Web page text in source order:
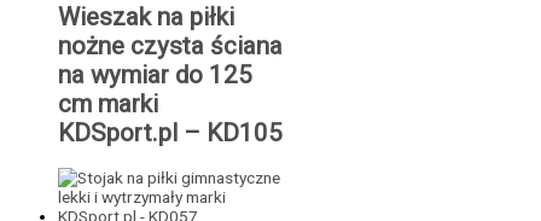
Wieszak na piłki
nożne czysta ściana
na wymiar do 125
cm marki
KDSport.pl – KD105